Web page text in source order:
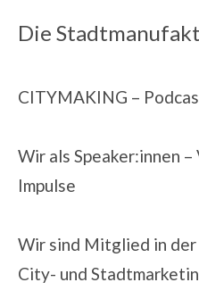
Die
CITYMAKING –
Wir als Speaker:innen –
Impulse
Wir sind Mitglied in der
City- und